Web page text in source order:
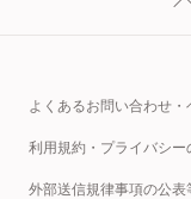
よくあるお問い合わせ・
利用規約・プライバシー
外部送信規律事項の公表